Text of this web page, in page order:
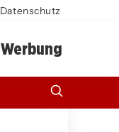
Datenschutz
Werbung